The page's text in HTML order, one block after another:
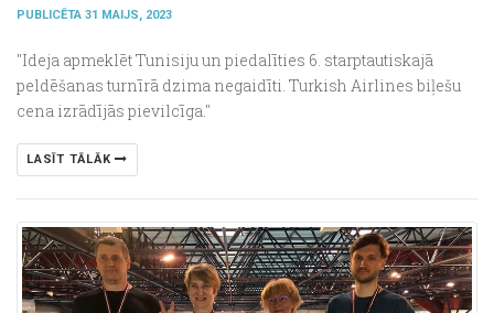
PUBLICĒTA 31 MAIJS, 2023
"Ideja apmeklēt Tunisiju un piedalīties 6. starptautiskajā
peldēšanas turnīrā dzima negaidīti. Turkish Airlines biļešu
cena izrādījās pievilcīga."
LASĪT TĀLĀK